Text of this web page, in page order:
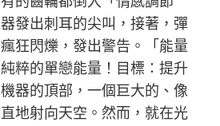
發出刺耳的尖叫，接著，彈
狂閃爍，發出警告。「能量
粹的單戀能量！目標：提升
器的頂部，一個巨大的、像
地射向天空。然而，就在光